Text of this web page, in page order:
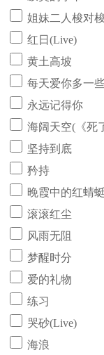
姐妹二人梭对梭
红日(Live)
黄土高坡
每天爱你多一
永远记得你
海阔天空(《死
坚持到底
矜持
晚霞中的红蜻蜓
滚滚红尘
风雨无阻
梦醒时分
爱的礼物
练习
哭砂(Live)
海浪